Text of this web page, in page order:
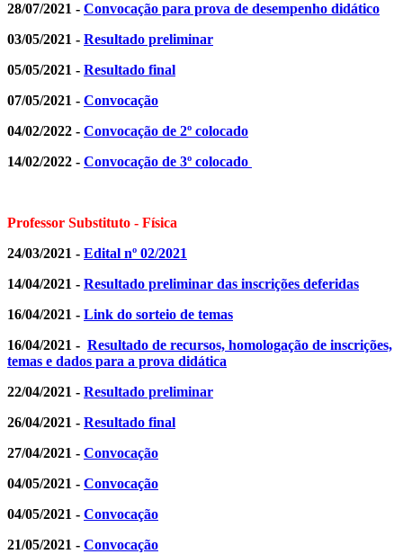
28/07/2021 - Convocação para prova de desempenho didático
03/05/2021 - Resultado preliminar
05/05/2021 - Resultado final
07/05/2021 - Convocação
04/02/2022 - Convocação de 2º colocado
14/02/2022 - Convocação de 3º colocado
Professor Substituto - Física
24/03/2021 - Edital nº 02/2021
14/04/2021 - Resultado preliminar das inscrições deferidas
16/04/2021 - Link do sorteio de temas
16/04/2021 - Resultado de recursos, homologação de inscrições,
temas e dados para a prova didática
22/04/2021 - Resultado preliminar
26/04/2021 - Resultado final
27/04/2021 - Convocação
04/05/2021 - Convocação
04/05/2021 - Convocação
21/05/2021 - Convocação